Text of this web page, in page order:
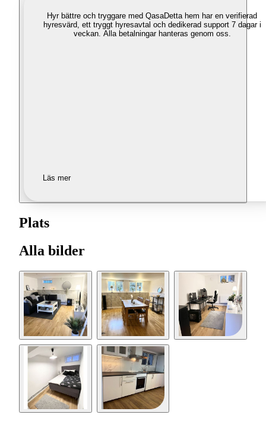
Hyr bättre och tryggare med QasaDetta hem har en verifierad
hyresvärd, ett tryggt hyresavtal och dedikerad support 7 dagar i
veckan. Alla betalningar hanteras genom oss.
Läs mer
Plats
Alla bilder